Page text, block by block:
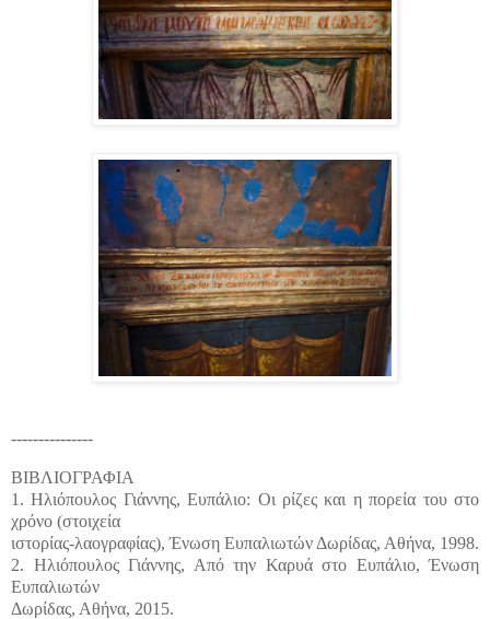
---------------
ΒΙΒΛΙΟΓΡΑΦΙΑ
1. Ηλιόπουλος Γιάννης, Ευπάλιο: Οι ρίζες και η πορεία του στο
χρόνο (στοιχεία
ιστορίας-λαογραφίας), Ένωση Ευπαλιωτών Δωρίδας, Αθήνα, 1998.
2. Ηλιόπουλος Γιάννης, Από την Καρυά στο Ευπάλιο, Ένωση
Ευπαλιωτών
Δωρίδας, Αθήνα, 2015.